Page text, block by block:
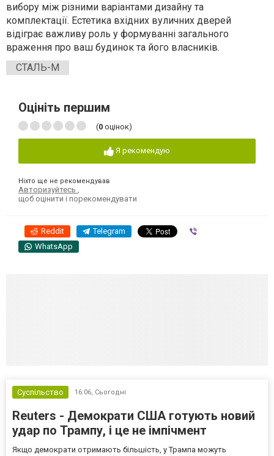
вибору між різними варіантами дизайну та
комплектації. Естетика вхідних вуличних дверей
відіграє важливу роль у формуванні загального
враження про ваш будинок та його власників.
СТАЛЬ-М
Оцініть першим
(0 оцінок)
Я рекомендую
Ніхто ще не рекомендував
Авторизуйтесь
щоб оцінити і порекомендувати
Reddit Telegram
WhatsApp
Суспільство 16:06, Сьогодні
Reuters - Демократи США готують новий
удар по Трампу, і це не імпічмент
Якщо демократи отримають більшість, у Трампа можуть